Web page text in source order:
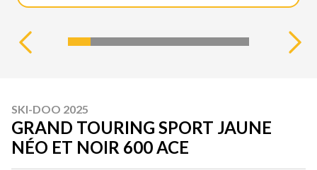
SKI-DOO 2025
GRAND TOURING SPORT JAUNE
NÉO ET NOIR 600 ACE